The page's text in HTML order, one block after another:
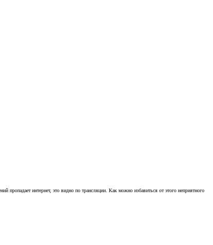
пропадает интернет, это видно по трансляции. Как можно избавиться от этого неприятного